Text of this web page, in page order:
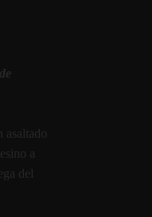
asaltado
a
del